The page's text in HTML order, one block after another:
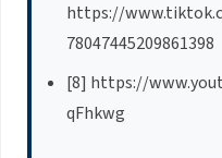
https://
78047445209861398
[8] https://
qFhkwg